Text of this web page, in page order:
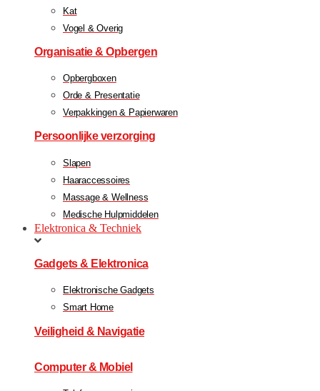
Kat
Vogel & Overig
Organisatie & Opbergen
Opbergboxen
Orde & Presentatie
Verpakkingen & Papierwaren
Persoonlijke verzorging
Slapen
Haaraccessoires
Massage & Wellness
Medische Hulpmiddelen
Elektronica & Techniek
Gadgets & Elektronica
Elektronische Gadgets
Smart Home
Veiligheid & Navigatie
Computer & Mobiel